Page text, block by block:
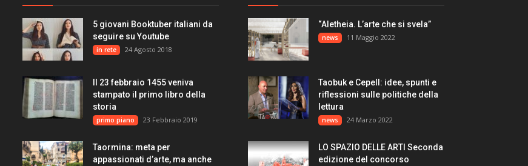
5 giovani Booktuber italiani da
seguire su Youtube
in rete 24 Agosto 2018
Il 23 febbraio 1455 veniva
stampato il primo libro della
storia
primo piano 23 Febbraio 2019
Taormina: meta per
appassionati d’arte, ma anche
“Aletheia. L’arte che si svela”
news 11 Maggio 2022
Taobuk e Cepell: idee, spunti e
riflessioni sulle politiche della
lettura
news 24 Marzo 2022
LO SPAZIO DELLE ARTI Seconda
edizione del concorso